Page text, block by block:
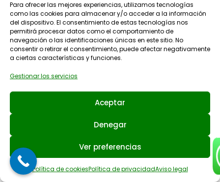
Para ofrecer las mejores experiencias, utilizamos tecnologías
como las cookies para almacenar y/o acceder a la información
del dispositivo. El consentimiento de estas tecnologías nos
permitirá procesar datos como el comportamiento de
navegación o las identificaciones únicas en este sitio. No
consentir o retirar el consentimiento, puede afectar negativamente
a ciertas características y funciones.
Gestionar los servicios
Aceptar
Denegar
Ver preferencias
Política de cookiesPolítica de privacidadAviso legal
Una instalación adecuada proporciona:
Aislamiento térmico eficiente,
mejora el confort interior.
Reducción del ruido exterior,
aumentando el bienestar en zonas
urbanas.
Mayor hermeticidad,disminuyendo